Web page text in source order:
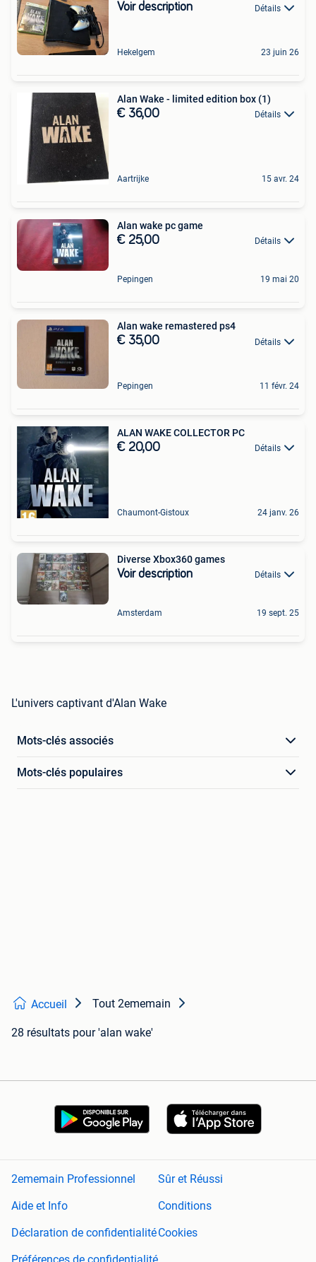
Voir description Détails
Hekelgem 23 juin 26
Alan Wake - limited edition box (1)
€ 36,00 Détails
Aartrijke 15 avr. 24
Alan wake pc game
€ 25,00 Détails
Pepingen 19 mai 20
Alan wake remastered ps4
€ 35,00 Détails
Pepingen 11 févr. 24
ALAN WAKE COLLECTOR PC
€ 20,00 Détails
Chaumont-Gistoux 24 janv. 26
Diverse Xbox360 games
Voir description Détails
Amsterdam 19 sept. 25
L'univers captivant d'Alan Wake
Mots-clés associés
Mots-clés populaires
Accueil Tout 2ememain
28 résultats pour 'alan wake'
2ememain Professionnel
Sûr et Réussi
Aide et Info
Conditions
Déclaration de confidentialitéCookies